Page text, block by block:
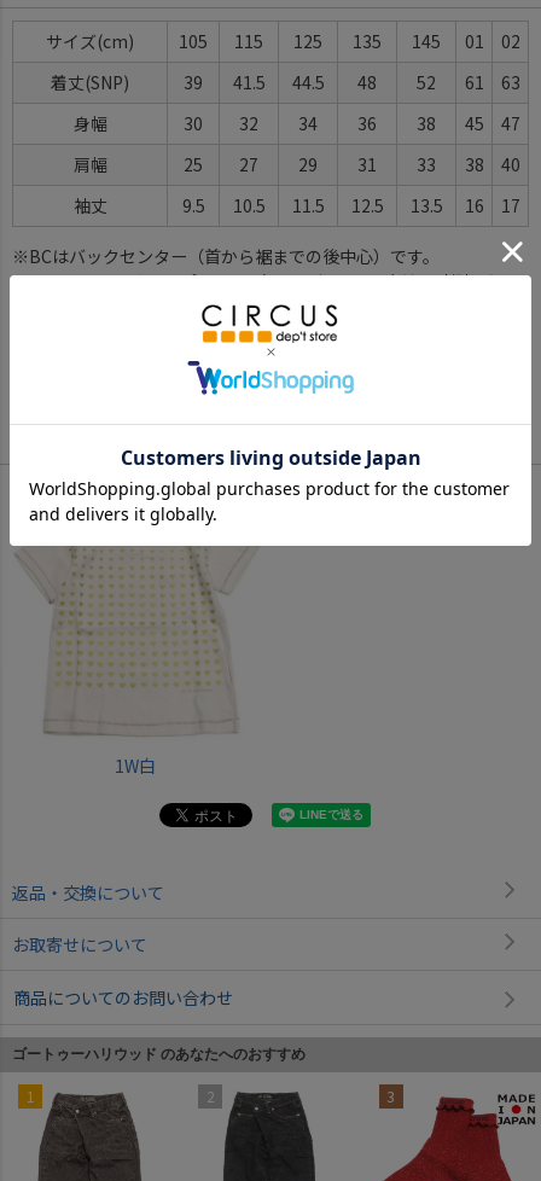
サイズ(cm) 105 115 125 135 145 01
02
着丈(SNP)
39 41.5 44.5 48 52 61
63
身幅
30 32 34 36 38 45
47
肩幅
25 27 29 31 33 38
40
袖丈
9.5 10.5 11.5 12.5 13.5 16 17
※BCはバックセンター（首から裾までの後中心）です。
※SNPはサイドネックポイント（肩から裾までの直線で計測した長
1W白
返品・交換について
お取寄せについて
商品についてのお問い合わせ
ゴートゥーハリウッド のあなたへのおすすめ
1 2 3